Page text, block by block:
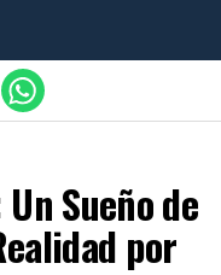
Sueño de
por